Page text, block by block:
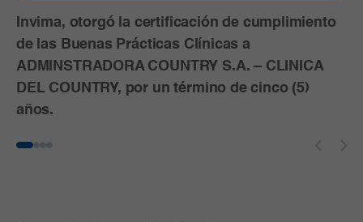
Invima, otorgó la certificación de cumplimiento
de las Buenas Prácticas Clínicas a
ADMINSTRADORA COUNTRY S.A. – CLINICA
DEL COUNTRY, por un término de cinco (5)
años.